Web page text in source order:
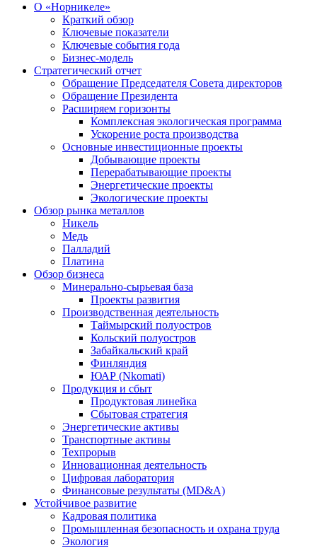
О «Норникеле»
Краткий обзор
Ключевые показатели
Ключевые события года
Бизнес-модель
Стратегический отчет
Обращение Председателя Совета директоров
Обращение Президента
Расширяем горизонты
Комплексная экологическая программа
Ускорение роста производства
Основные инвестиционные проекты
Добывающие проекты
Перерабатывающие проекты
Энергетические проекты
Экологические проекты
Обзор рынка металлов
Никель
Медь
Палладий
Платина
Обзор бизнеса
Минерально-сырьевая база
Проекты развития
Производственная деятельность
Таймырский полуостров
Кольский полуостров
Забайкальский край
Финляндия
ЮАР (Nkomati)
Продукция и сбыт
Продуктовая линейка
Сбытовая стратегия
Энергетические активы
Транспортные активы
Техпрорыв
Инновационная деятельность
Цифровая лаборатория
Финансовые результаты (MD&A)
Устойчивое развитие
Кадровая политика
Промышленная безопасность и охрана труда
Экология